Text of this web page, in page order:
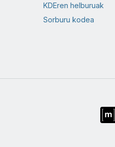
KDEren helburuak
Sorburu kodea